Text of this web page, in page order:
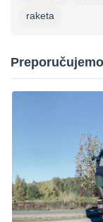
raketa
Preporučujemo